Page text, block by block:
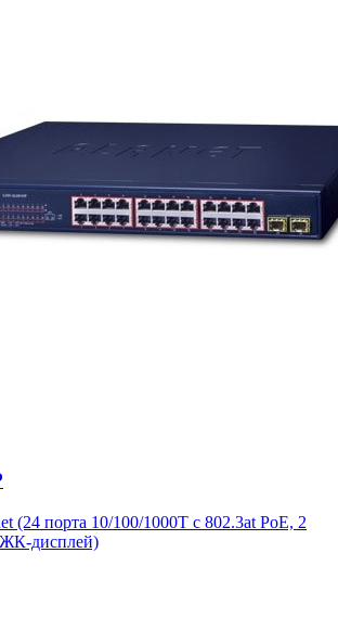
(24 порта 10/100/1000T с 802.3at PoE, 2
ЖК-дисплей)